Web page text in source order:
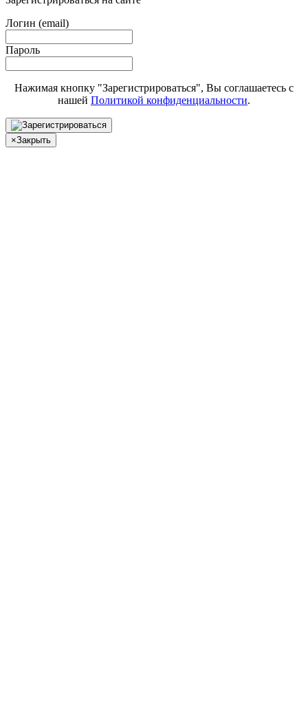
Логин (email)
Пароль
Нажимая кнопку "Зарегистрироваться", Вы соглашаетесь с
нашей Политикой конфиденциальности.
×Закрыть